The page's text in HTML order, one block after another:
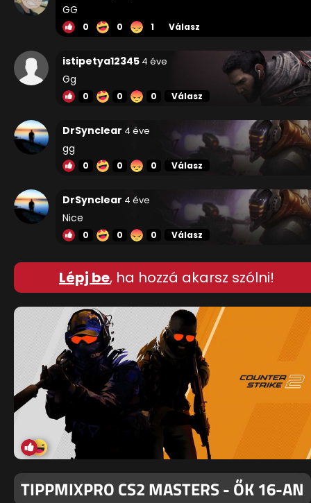
GG
0 0 1 Válasz
istipetya12345 4 éve
Gg
0 0 0 Válasz
DrSynclear 4 éve
gg
0 0 0 Válasz
DrSynclear 4 éve
Nice
0 0 0 Válasz
Lépj be, ha hozzá akarsz szólni!
TIPPMIXPRO CS2 MASTERS - ŐK 16-AN